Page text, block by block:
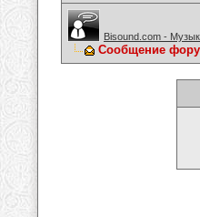
Bisound.com -
Сообщение